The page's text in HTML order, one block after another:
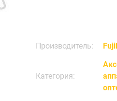
Производитель:
Категория: